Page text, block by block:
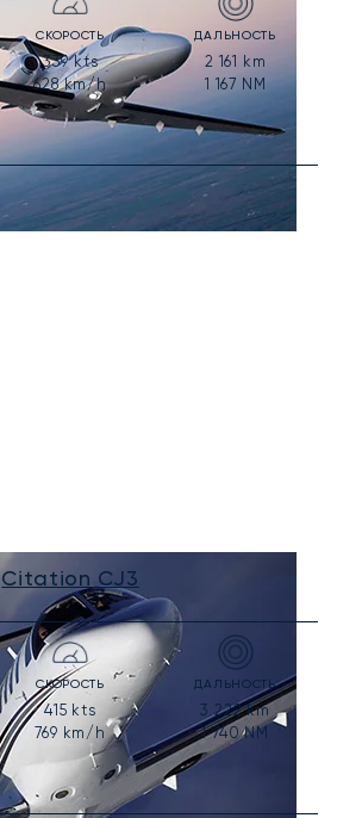
СКОРОСТЬ
339kts
628km/h
ДАЛЬНОСТЬ
2 161 km
1 167 NM
Citation CJ3
СКОРОСТЬ
415 kts
769 km/h
ДАЛЬНОСТЬ
3 222km
1 740 NM